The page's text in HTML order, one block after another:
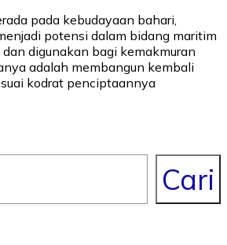
pada kebudayaan bahari,
potensi dalam bidang maritim
digunakan bagi kemakmuran
adalah membangun kembali
kodrat penciptaannya
Cari